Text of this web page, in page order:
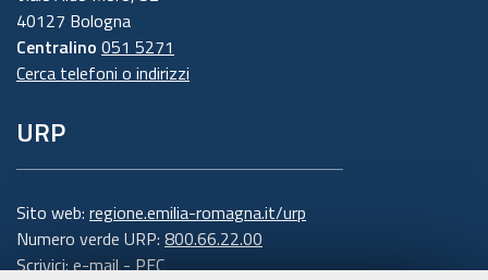
40127 Bologna
Centralino 051 5271
Cerca telefoni o indirizzi
URP
Sito web: regione.emilia-romagna.it/urp
Numero verde URP: 800.66.22.00
Scrivici:e-mail-PEC